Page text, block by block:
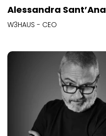
Alessandra Sant’Ana
W3HAUS - CEO